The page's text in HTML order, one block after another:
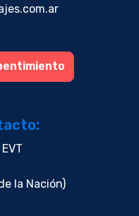
la Nación)